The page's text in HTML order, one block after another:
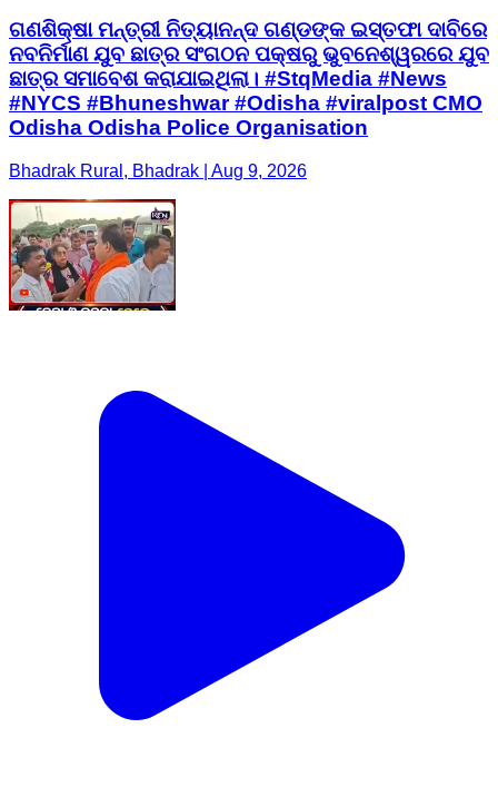
ଗଣଶିକ୍ଷା ମନ୍ତ୍ରୀ ନିତ୍ୟାନନ୍ଦ ଗଣ୍ଡଙ୍କ ଇସ୍ତଫା ଦାବିରେ
ନବନିର୍ମାଣ ଯୁବ ଛାତ୍ର ସଂଗଠନ ପକ୍ଷରୁ ଭୁବନେଶ୍ୱରରେ ଯୁବ
ଛାତ୍ର ସମାବେଶ କରାଯାଇଥିଲା। #StqMedia #News
#NYCS #Bhuneshwar #Odisha #viralpost CMO
Odisha Odisha Police Organisation
Bhadrak Rural, Bhadrak | Aug 9, 2026